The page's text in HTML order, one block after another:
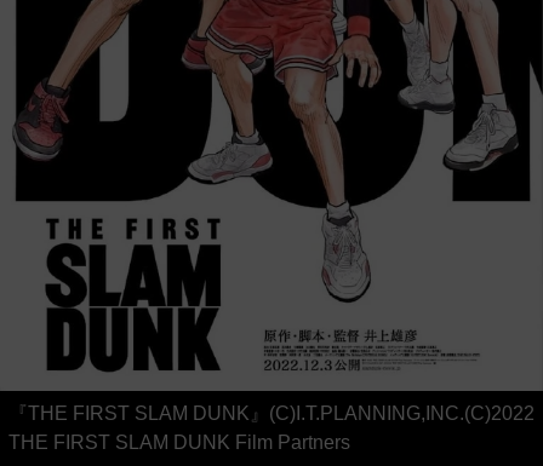
『THE FIRST SLAM DUNK』(C)I.T.PLANNING,INC.(C)2022
THE FIRST SLAM DUNK Film Partners